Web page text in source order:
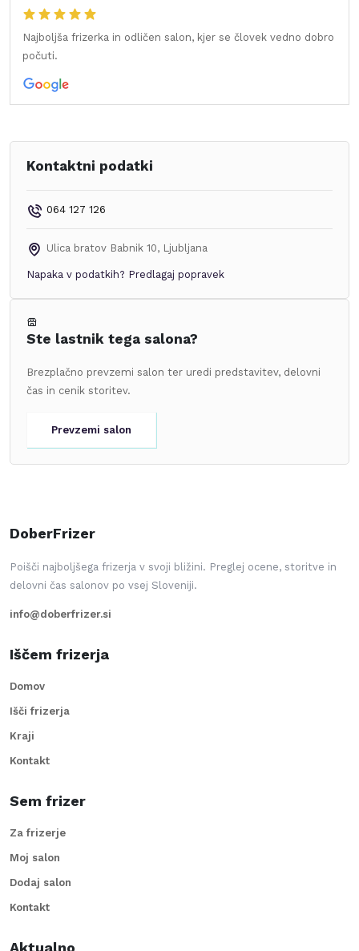
Najboljša frizerka in odličen salon, kjer se človek vedno dobro
počuti.
Kontaktni podatki
064 127 126
Ulica bratov Babnik 10, Ljubljana
Napaka v podatkih? Predlagaj popravek
Ste lastnik tega salona?
Brezplačno prevzemi salon ter uredi predstavitev, delovni
čas in cenik storitev.
Prevzemi salon
DoberFrizer
Poišči najboljšega frizerja v svoji bližini. Preglej ocene, storitve in
delovni čas salonov po vsej Sloveniji.
info@doberfrizer.si
Iščem frizerja
Domov
Išči frizerja
Kraji
Kontakt
Sem frizer
Za frizerje
Moj salon
Dodaj salon
Kontakt
Aktualno